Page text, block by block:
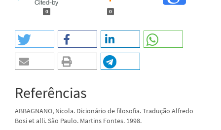
0 0
Referências
ABBAGNANO, Nicola. Dicionário de filosofia. Tradução Alfredo
Bosi et alli. São Paulo. Martins Fontes. 1998.